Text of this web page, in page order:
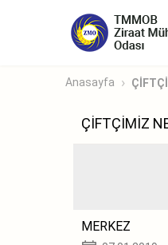
Anasayfa
ÇİFTÇİMİZ
MERKEZ